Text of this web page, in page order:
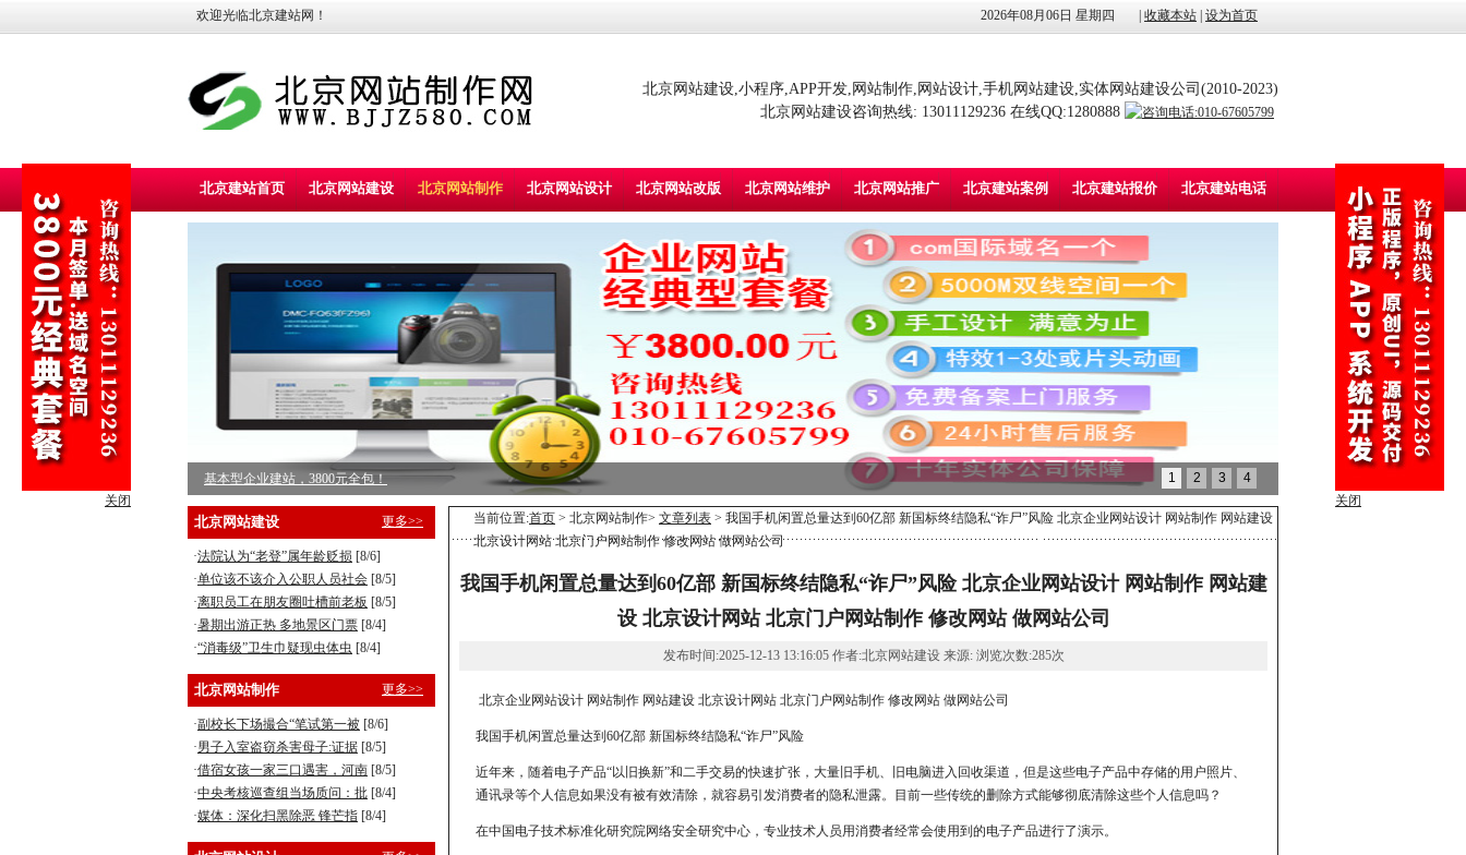
欢迎光临北京建站网！ 2026年08月06日 星期四 收藏本站 设为首页
北京网站建设,小程序,APP开发,网站制作,网站设计,手机网站建设,实体网站建设公司(2010-2023)
北京网站建设咨询热线: 13011129236 在线QQ:1280888
北京建站首页 北京网站建设 北京网站制作 北京网站设计 北京网站改版 北京网站维护 北京网站推广 北京建站案例 北京建站报价 北京建站电话
标准型企业建站，5800元全包！
营销型企业建站，8800元全包！
1 2 3 4
北京网站建设 更多>>
·法院认为“老登”属年龄贬损 [8/6]
·单位该不该介入公职人员社会 [8/5]
·离职员工在朋友圈吐槽前老板 [8/5]
·暑期出游正热 多地景区门票 [8/4]
·“消毒级”卫生巾疑现虫体虫 [8/4]
北京网站制作 更多>>
·副校长下场撮合“笔试第一被 [8/6]
·男子入室盗窃杀害母子:证据 [8/5]
·借宿女孩一家三口遇害，河南 [8/5]
·中央考核巡查组当场质问：批 [8/4]
·媒体：深化扫黑除恶 锋芒指 [8/4]
当前位置:首页 > 北京网站制作> 文章列表 > 我国手机闲置总量达到60亿部 新国标终结隐私“诈尸”风险 北京企业网站设计 网站制作 网站建设
北京设计网站 北京门户网站制作 修改网站 做网站公司
我国手机闲置总量达到60亿部 新国标终结隐私“诈尸”风险 北京企业网站设计 网站制作 网站建
设 北京设计网站 北京门户网站制作 修改网站 做网站公司
发布时间:2025-12-13 13:16:05 作者:北京网站建设 来源: 浏览次数:285次
北京企业网站设计 网站制作 网站建设 北京设计网站 北京门户网站制作 修改网站 做网站公司
我国手机闲置总量达到60亿部 新国标终结隐私“诈尸”风险
近年来，随着电子产品“以旧换新”和二手交易的快速扩张，大量旧手机、旧电脑进入回收渠道，但是这些电子产品中存储的用户照片、
通讯录等个人信息如果没有被有效清除，就容易引发消费者的隐私泄露。目前一些传统的删除方式能够彻底清除这些个人信息吗？
在中国电子技术标准化研究院网络安全研究中心，专业技术人员用消费者经常会使用到的电子产品进行了演示。
关闭
关闭